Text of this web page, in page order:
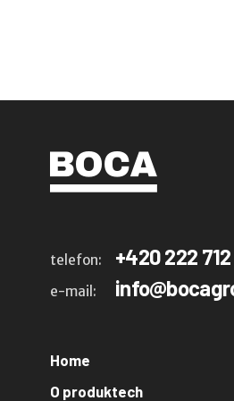
telefon: +420 222
e-mail:
Home
O produktech